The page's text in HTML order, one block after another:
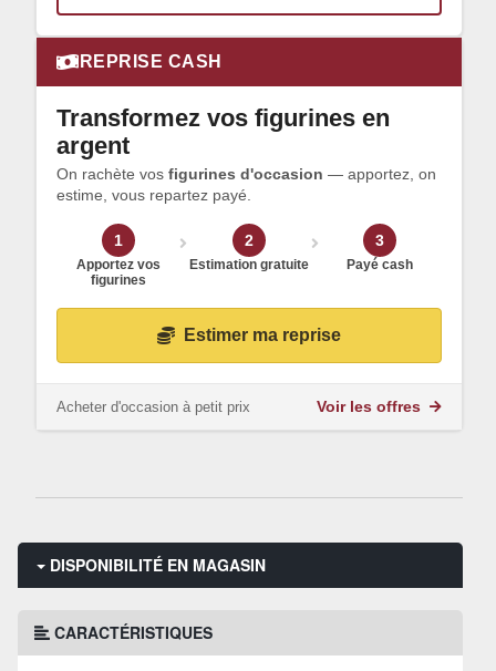
REPRISE CASH
Transformez vos figurines en
argent
On rachète vos figurines d'occasion — apportez, on
estime, vous repartez payé.
1
Apportez vos
figurines
2
Estimation gratuite
3
Payé cash
Estimer ma reprise
Acheter d'occasion à petit prix Voir les offres
DISPONIBILITÉ EN MAGASIN
CARACTÉRISTIQUES